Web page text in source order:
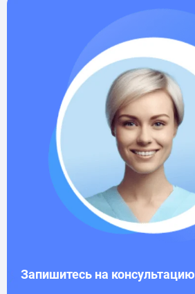
Запишитесь на консультацию